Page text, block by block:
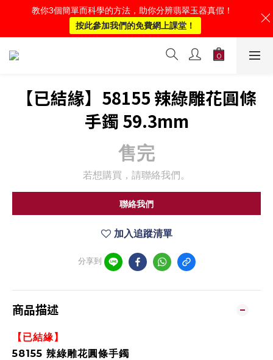
【已結緣】58155 辣綠雕花圓條
手鐲 59.3mm
售完
若想購買，請聯絡我們。
聯絡我們
加入追蹤清單
分享到
商品描述
【已結緣】
58155 辣綠雕花圓條手鐲
教你3個簡單而科學的方法，助你分辨翡翠玉器真假！
按此參加我們的免費網上課堂！